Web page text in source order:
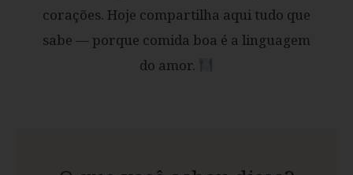
corações. Hoje compartilha aqui tudo que
sabe — porque comida boa é a linguagem
do amor.